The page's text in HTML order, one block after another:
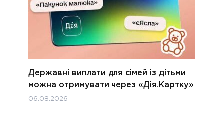
Державні виплати для сімей із дітьми
можна отримувати через «Дія.Картку»
06.08.2026